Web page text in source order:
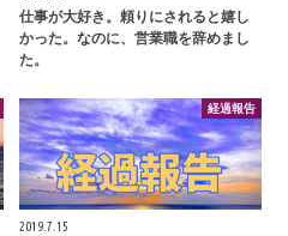
仕事が大好き。頼りにされると嬉し
かった。なのに、営業職を辞めまし
た。
経過報告
2019.7.15